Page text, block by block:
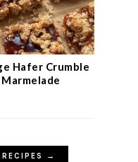
Hafer Crumble
RECIPES →